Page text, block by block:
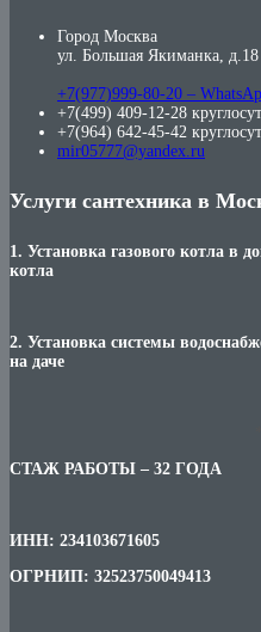
Город Москва
ул. Большая Якиманка, д.18
+7(977)999-80-20 –
+7(499) 409-12-28
+7(964) 642-45-42
mir05777@yandex.ru
Услуги сантехника в
1. Установка газового котла в
котла
2. Установка системы
на даче
СТАЖ РАБОТЫ – 32 ГОДА
ИНН: 234103671605
ОГРНИП: 32523750049413